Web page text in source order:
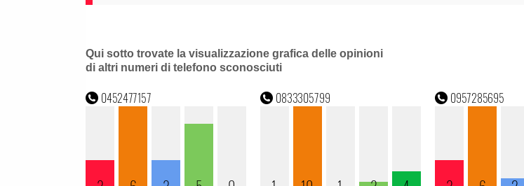
Qui sotto trovate la visualizzazione grafica delle opinioni
di altri numeri di telefono sconosciuti